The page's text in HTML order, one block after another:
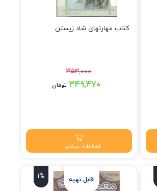
کتاب مهارتهای شاد زیستن
۳۵۳,۰۰۰
قیمت اصلی: ۳۵۳,۰۰۰ تومان بود.۳۴۹,۴۷۰ تومان
اطلاعات بیشتر
1%